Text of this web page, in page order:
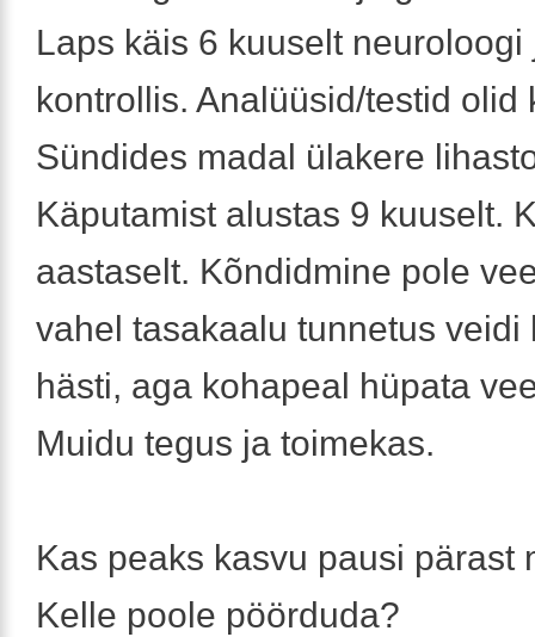
Laps käis 6 kuuselt neuroloogi
kontrollis. Analüüsid/testid olid
Sündides madal ülakere
Käputamist alustas 9 kuuselt.
aastaselt. Kõndidmine pole
vahel tasakaalu tunnetus veidi
hästi, aga kohapeal hüpata
Muidu tegus ja toimekas.
Kas peaks kasvu pausi pärast
Kelle poole pöörduda?